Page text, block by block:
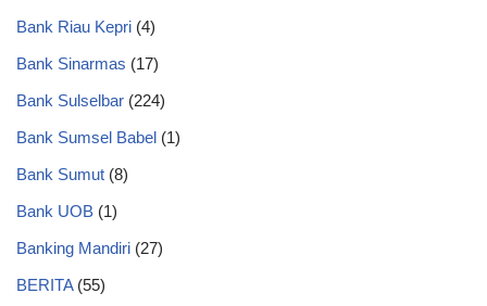
Bank Riau Kepri (4)
Bank Sinarmas (17)
Bank Sulselbar (224)
Bank Sumsel Babel (1)
Bank Sumut (8)
Bank UOB (1)
Banking Mandiri (27)
BERITA(55)